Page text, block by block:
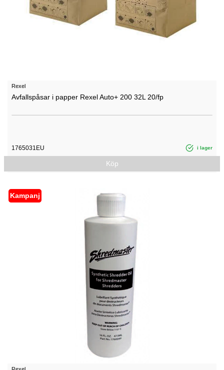
Rexel
Avfallspåsar i papper Rexel Auto+ 200 32L 20/fp
1765031EU i lager
Köp
Kampanj